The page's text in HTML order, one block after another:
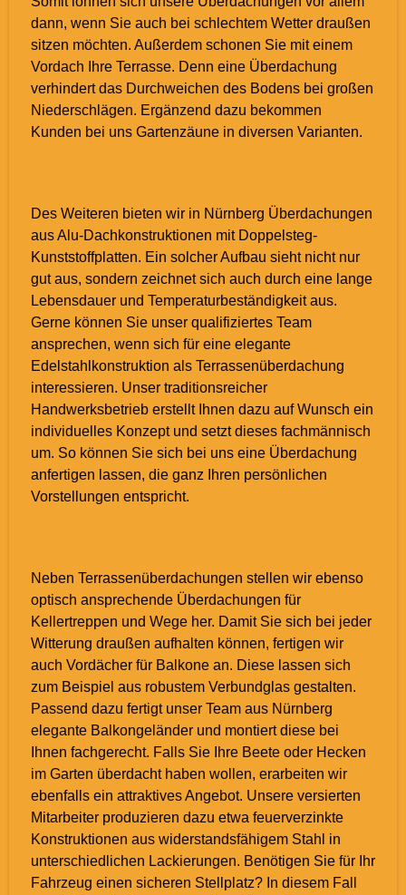
dann, wenn Sie auch bei schlechtem Wetter draußen
sitzen möchten. Außerdem schonen Sie mit einem
Vordach Ihre Terrasse. Denn eine Überdachung
verhindert das Durchweichen des Bodens bei großen
Niederschlägen. Ergänzend dazu bekommen
Kunden bei uns Gartenzäune in diversen Varianten.
Des Weiteren bieten wir in Nürnberg Überdachungen
aus Alu-Dachkonstruktionen mit Doppelsteg-
Kunststoffplatten. Ein solcher Aufbau sieht nicht nur
gut aus, sondern zeichnet sich auch durch eine lange
Lebensdauer und Temperaturbeständigkeit aus.
Gerne können Sie unser qualifiziertes Team
ansprechen, wenn sich für eine elegante
Edelstahlkonstruktion als Terrassenüberdachung
interessieren. Unser traditionsreicher
Handwerksbetrieb erstellt Ihnen dazu auf Wunsch ein
individuelles Konzept und setzt dieses fachmännisch
um. So können Sie sich bei uns eine Überdachung
anfertigen lassen, die ganz Ihren persönlichen
Vorstellungen entspricht.
Neben Terrassenüberdachungen stellen wir ebenso
optisch ansprechende Überdachungen für
Kellertreppen und Wege her. Damit Sie sich bei jeder
Witterung draußen aufhalten können, fertigen wir
auch Vordächer für Balkone an. Diese lassen sich
zum Beispiel aus robustem Verbundglas gestalten.
Passend dazu fertigt unser Team aus Nürnberg
elegante Balkongeländer und montiert diese bei
Ihnen fachgerecht. Falls Sie Ihre Beete oder Hecken
im Garten überdacht haben wollen, erarbeiten wir
ebenfalls ein attraktives Angebot. Unsere versierten
Mitarbeiter produzieren dazu etwa feuerverzinkte
Konstruktionen aus widerstandsfähigem Stahl in
unterschiedlichen Lackierungen. Benötigen Sie für Ihr
Fahrzeug einen sicheren Stellplatz? In diesem Fall